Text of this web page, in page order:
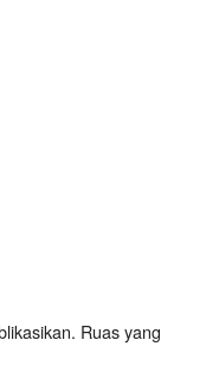
Ruas yang